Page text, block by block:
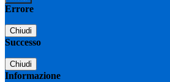
Errore
Chiudi
Successo
Chiudi
Informazione